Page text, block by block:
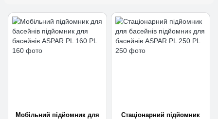
Мобільний підйомник для
Стаціонарний підйомник